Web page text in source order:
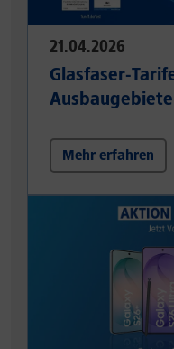
21.04.2026
Glasfaser-
Mehr erfahren